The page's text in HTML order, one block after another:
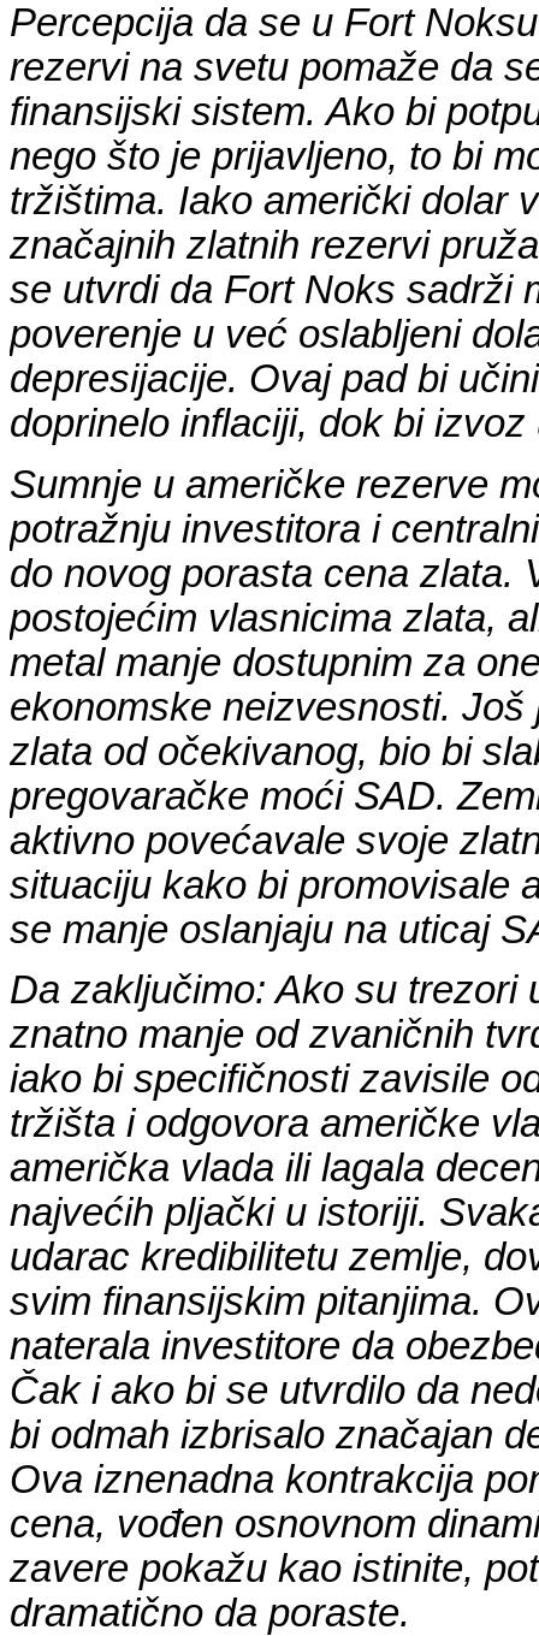
Percepcija da se u Fort
rezervi na svetu pomaže da
finansijski sistem. Ako bi
nego što je prijavljeno, to bi
tržištima. Iako američki dolar
značajnih zlatnih rezervi
se utvrdi da Fort Noks sadrži
poverenje u već oslabljeni
depresijacije. Ovaj pad bi
doprinelo inflaciji, dok bi
Sumnje u američke rezerve
potražnju investitora i
do novog porasta cena zlata.
postojećim vlasnicima zlata,
metal manje dostupnim za
ekonomske neizvesnosti.
zlata od očekivanog, bio bi
pregovaračke moći SAD.
aktivno povećavale svoje
situaciju kako bi promovisale
se manje oslanjaju na uticaj
Da zaključimo: Ako su trezori
znatno manje od zvaničnih
iako bi specifičnosti zavisile
tržišta i odgovora američke
američka vlada ili lagala
najvećih pljački u istoriji.
udarac kredibilitetu zemlje,
svim finansijskim pitanjima.
naterala investitore da
Čak i ako bi se utvrdilo da
bi odmah izbrisalo značajan
Ova iznenadna kontrakcija
cena, vođen osnovnom
zavere pokažu kao istinite,
dramatično da poraste.